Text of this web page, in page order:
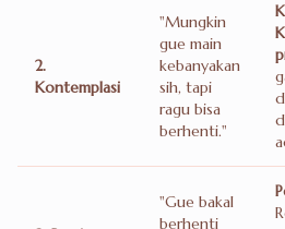
2.
Kontemplasi
"Mungkin
gue main
kebanyakan
sih, tapi
ragu bisa
berhenti."
"Gue bakal
berhenti